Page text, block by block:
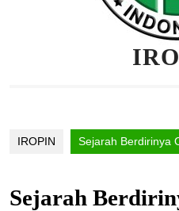
IROPIN Sejarah Berdirinya
Sejarah